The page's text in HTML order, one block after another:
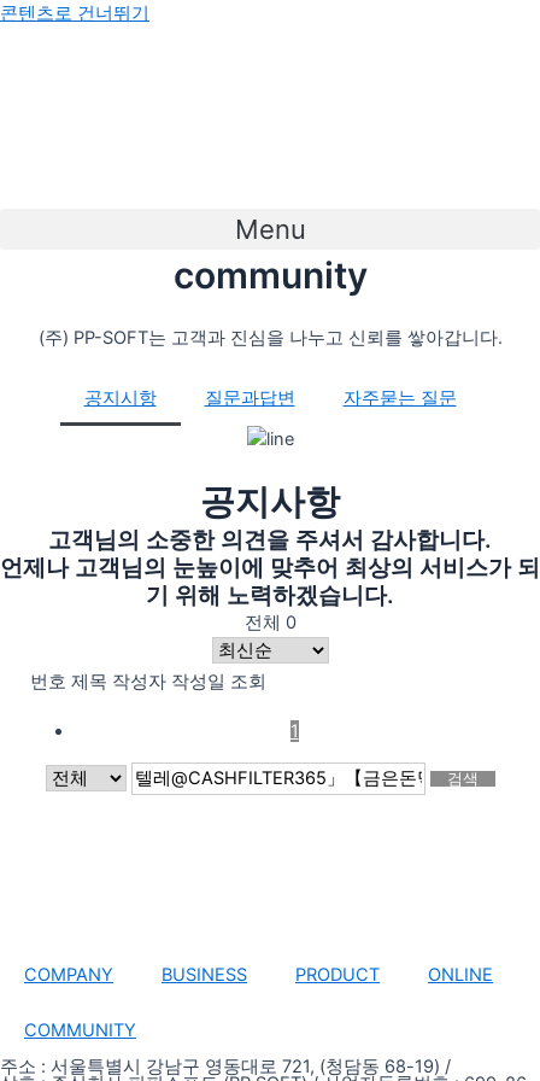
콘텐츠로 건너뛰기
Menu
community
(주) PP-SOFT는 고객과 진심을 나누고 신뢰를 쌓아갑니다.
공지시항 질문과답변 자주묻는 질문
공지사항
고객님의 소중한 의견을 주셔서 감사합니다.
언제나 고객님의 눈높이에 맞추어 최상의 서비스가 되
기 위해 노력하겠습니다.
전체 0
번호 제목 작성자 작성일 조회
1
검색
COMPANY BUSINESS PRODUCT ONLINE
COMMUNITY
주소 : 서울특별시 강남구 영동대로 721, (청담동 68-19) /